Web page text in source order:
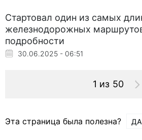
Стартовал один из самых
железнодорожных
подробности
30.06.2025 - 06:51
1 из 50
Эта страница была полезна? ДА